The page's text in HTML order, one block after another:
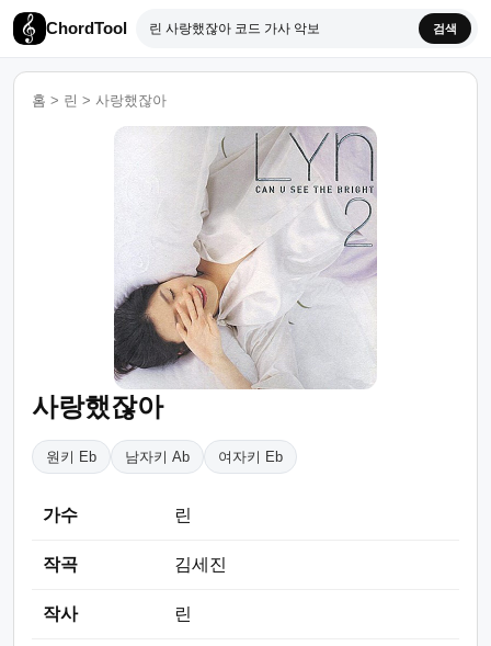
ChordTool 검색
홈 > 린 > 사랑했잖아
사랑했잖아
원키 Eb 남자키 Ab 여자키 Eb
가수 린
작곡 김세진
작사 린